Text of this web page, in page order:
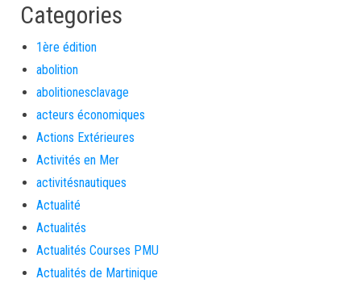
Categories
1ère édition
abolition
abolitionesclavage
acteurs économiques
Actions Extérieures
Activités en Mer
activitésnautiques
Actualité
Actualités
Actualités Courses PMU
Actualités de Martinique